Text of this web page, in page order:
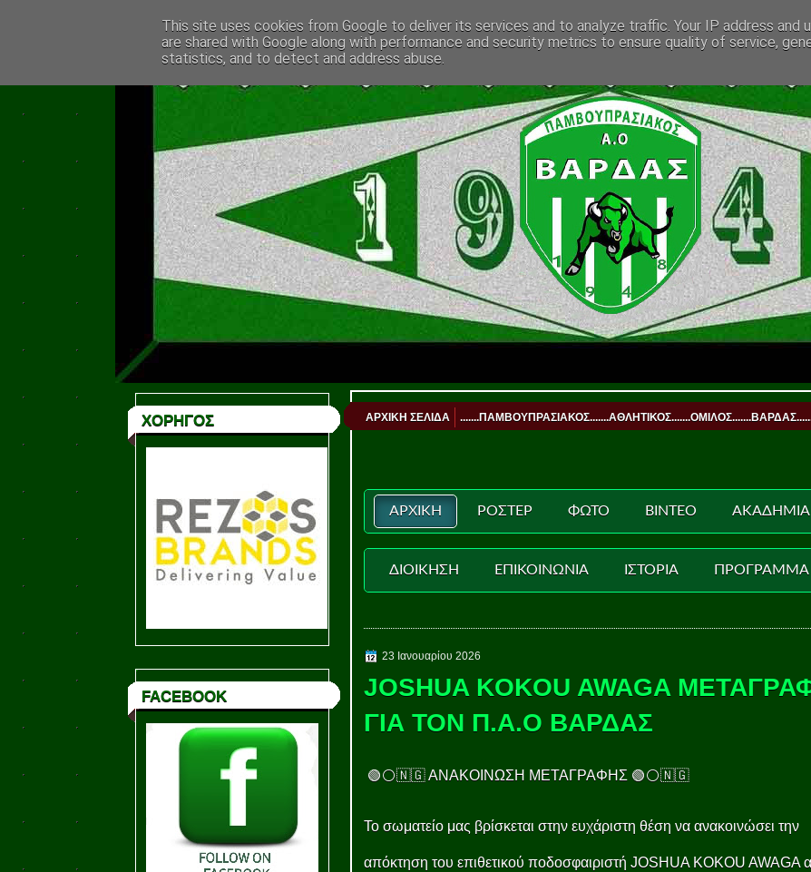
ΧΟΡΗΓΟΣ
FACEBOOK
ΑΡΧΙΚΗ ΣΕΛΙΔΑ
ΑΡΧΙΚΗ ΡΟΣΤΕΡ ΦΩΤΟ ΒΙΝΤΕΟ ΑΚΑΔΗΜΙΑ
ΔΙΟΙΚΗΣΗ ΕΠΙΚΟΙΝΩΝΙΑ ΙΣΤΟΡΙΑ ΠΡΟΓΡΑΜΜΑ
23 Ιανουαρίου 2026
JOSHUA KOKOU AWAGA
ΓΙΑ ΤΟΝ Π.Α.Ο ΒΑΡΔΑΣ
🟢⚪🇳🇬 ΑΝΑΚΟΙΝΩΣΗ ΜΕΤΑΓΡΑΦΗΣ 🟢⚪🇳🇬
Το σωματείο μας βρίσκεται στην ευχάριστη θέση να ανακοινώσει την
απόκτηση του επιθετικού ποδοσφαιριστή JOSHUA KOKOU AWAGA
This site uses cookies from Google to deliver its services and to analyze traffic. Your IP address and
are shared with Google along with performance and security metrics to ensure quality of service,
statistics, and to detect and address abuse.